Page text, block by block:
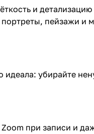
и
пейзажи и
убирайте
Zoom при записи и